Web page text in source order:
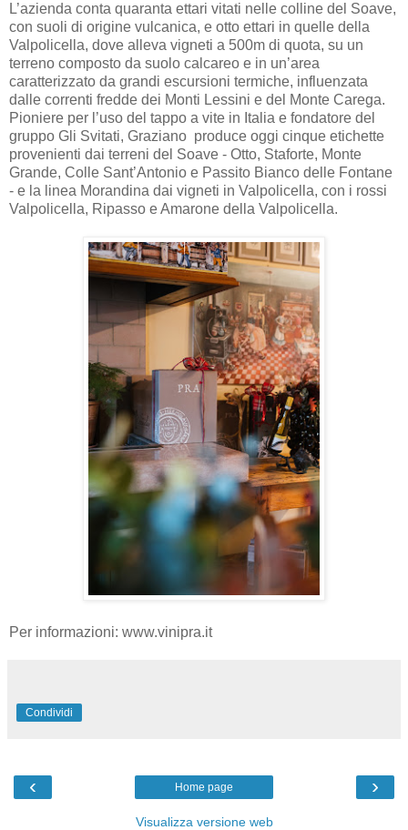
L’azienda conta quaranta ettari vitati nelle colline del Soave,
con suoli di origine vulcanica, e otto ettari in quelle della
Valpolicella, dove alleva vigneti a 500m di quota, su un
terreno composto da suolo calcareo e in un’area
caratterizzato da grandi escursioni termiche, influenzata
dalle correnti fredde dei Monti Lessini e del Monte Carega.
Pioniere per l’uso del tappo a vite in Italia e fondatore del
gruppo Gli Svitati, Graziano produce oggi cinque etichette
provenienti dai terreni del Soave - Otto, Staforte, Monte
Grande, Colle Sant’Antonio e Passito Bianco delle Fontane
- e la linea Morandina dai vigneti in Valpolicella, con i rossi
Valpolicella, Ripasso e Amarone della Valpolicella.
Per informazioni: www.vinipra.it
Condividi
‹ ›
Home page
Visualizza versione web